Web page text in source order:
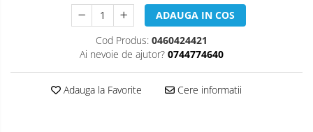
ADAUGA IN COS
Cod Produs: 0460424421
Ai nevoie de ajutor? 0744774640
Adauga la Favorite Cere informatii